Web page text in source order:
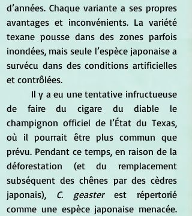
d’années. Chaque variante a ses propres
avantages et inconvénients. La variété
texane pousse dans des zones parfois
inondées, mais seule l’espèce japonaise a
survécu dans des conditions artificielles
et contrôlées.
de faire du cigare du diable le
champignon officiel de l’État du Texas,
où il pourrait être plus commun que
prévu. Pendant ce temps, en raison de la
déforestation (et du remplacement
subséquent des chênes par des cèdres
japonais), C. geaster est répertorié
comme une espèce japonaise menacée.